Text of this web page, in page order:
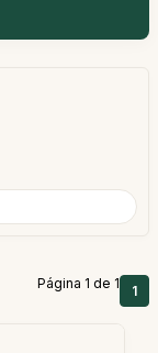
Página 1 de 1 1